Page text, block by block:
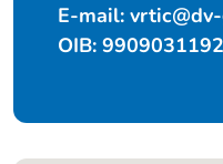
E-mail:
OIB: